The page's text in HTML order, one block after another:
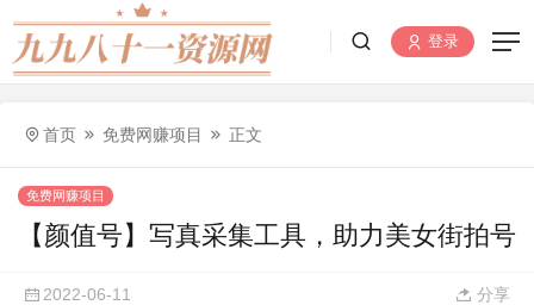
登录
首页 免费网赚项目 正文
免费网赚项目
【颜值号】写真采集工具，助力美女街拍号
2022-06-11 分享